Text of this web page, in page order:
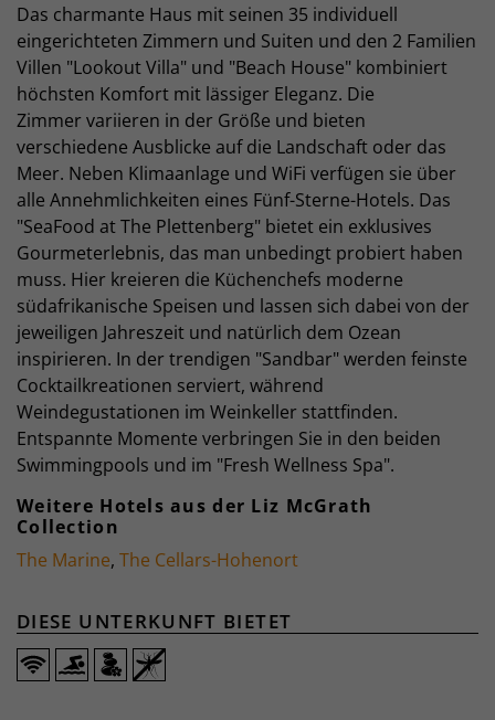
Das charmante Haus mit seinen 35 individuell
eingerichteten Zimmern und Suiten und den 2 Familien
Villen "Lookout Villa" und "Beach House" kombiniert
höchsten Komfort mit lässiger Eleganz. Die
Zimmer variieren in der Größe und bieten
verschiedene Ausblicke auf die Landschaft oder das
Meer. Neben Klimaanlage und WiFi verfügen sie über
alle Annehmlichkeiten eines Fünf-Sterne-Hotels. Das
"SeaFood at The Plettenberg" bietet ein exklusives
Gourmeterlebnis, das man unbedingt probiert haben
muss. Hier kreieren die Küchenchefs moderne
südafrikanische Speisen und lassen sich dabei von der
jeweiligen Jahreszeit und natürlich dem Ozean
inspirieren. In der trendigen "Sandbar" werden feinste
Cocktailkreationen serviert, während
Weindegustationen im Weinkeller stattfinden.
Entspannte Momente verbringen Sie in den beiden
Swimmingpools und im "Fresh Wellness Spa".
Weitere Hotels aus der Liz McGrath
Collection
The Marine, The Cellars-Hohenort
DIESE UNTERKUNFT BIETET